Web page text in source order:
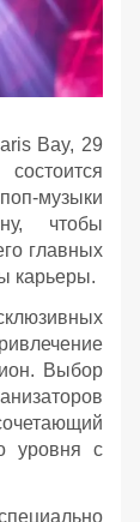
Bay, 29
музыки
чтобы
главных
карьеры.
Выбор
уровня с